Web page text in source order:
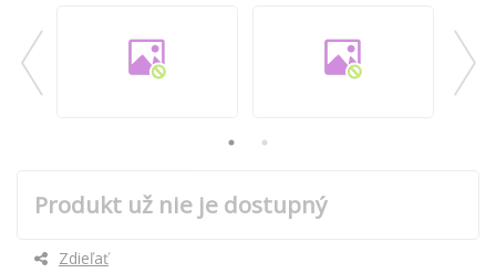
Produkt už nie je dostupný
Zdieľať